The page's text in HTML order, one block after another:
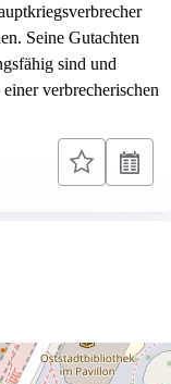
Seine Gutachten
sind und
verbrecherischen